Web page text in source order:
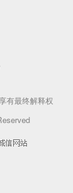
有最终解释权